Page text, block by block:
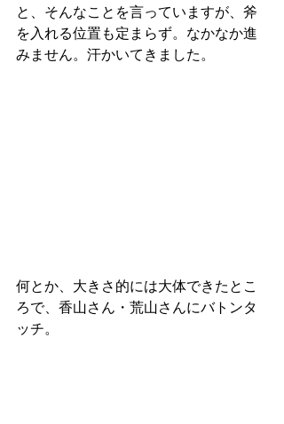
と、そんなことを言っていますが、斧
を入れる位置も定まらず。なかなか進
みません。汗かいてきました。
何とか、大きさ的には大体できたとこ
ろで、香山さん・荒山さんにバトンタ
ッチ。